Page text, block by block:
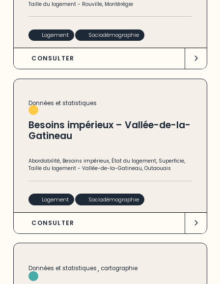
Taille du logement - Rouville, Montérégie
Logement Sociodémographie
CONSULTER
Données et statistiques
Besoins impérieux – Vallée-de-la-
Gatineau
Abordabilité, Besoins impérieux, État du logement, Superficie,
Taille du logement -Vallée-de-la-Gatineau,Outaouais
Logement Sociodémographie
CONSULTER
Données et statistiques, cartographie